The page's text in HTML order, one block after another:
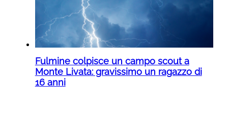
Fulmine colpisce un campo scout a
Monte Livata: gravissimo un ragazzo di
16 anni